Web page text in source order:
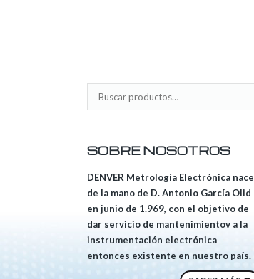
SOBRE NOSOTROS
DENVER Metrología Electrónica nace
de la mano de D. Antonio García Olid
en junio de 1.969, con el objetivo de
dar servicio de mantenimientov a la
instrumentación electrónica
entonces existente en nuestro país.